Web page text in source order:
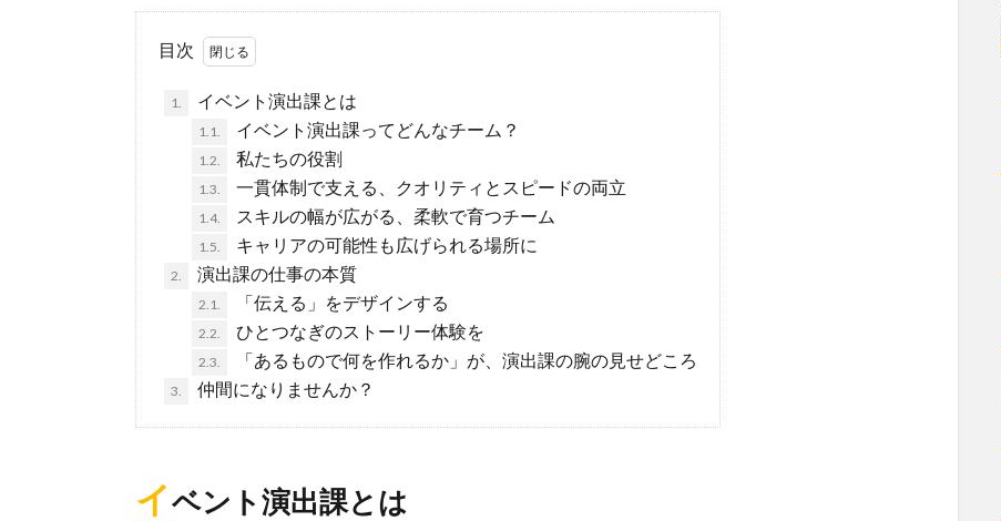
目次
1. イベント演出課とは
1.1. イベント演出課ってどんなチーム？
1.2. 私たちの役割
1.3. 一貫体制で支える、クオリティとスピードの両立
1.4. スキルの幅が広がる、柔軟で育つチーム
1.5. キャリアの可能性も広げられる場所に
2. 演出課の仕事の本質
2.1. 「伝える」をデザインする
2.2. ひとつなぎのストーリー体験を
2.3. 「あるもので何を作れるか」が、演出課の腕の見せどころ
3. 仲間になりませんか？
イベント演出課とは